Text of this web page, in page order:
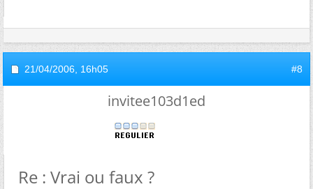
21/04/2006, 16h05 #8
invitee103d1ed
Re : Vrai ou faux ?